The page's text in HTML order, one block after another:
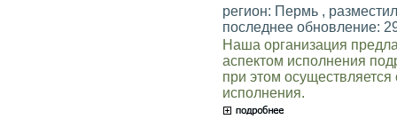
регион: Пермь ,
последнее обновление:
Наша организация
аспектом исполнения
при этом осуществляется
исполнения.